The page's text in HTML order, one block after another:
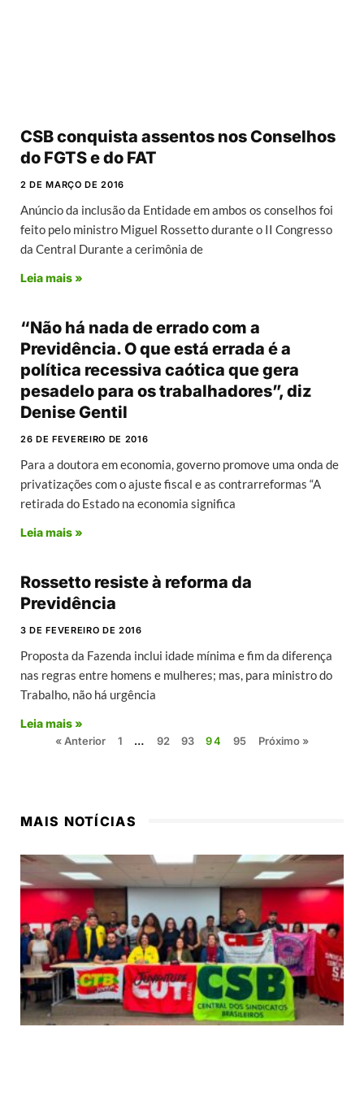
CSB conquista assentos nos Conselhos
do FGTS e do FAT
2 DE MARÇO DE 2016
Anúncio da inclusão da Entidade em ambos os conselhos foi
feito pelo ministro Miguel Rossetto durante o II Congresso
da Central Durante a cerimônia de
Leia mais »
“Não há nada de errado com a
Previdência. O que está errada é a
política recessiva caótica que gera
pesadelo para os trabalhadores”, diz
Denise Gentil
26 DE FEVEREIRO DE 2016
Para a doutora em economia, governo promove uma onda de
privatizações com o ajuste fiscal e as contrarreformas “A
retirada do Estado na economia significa
Leia mais »
Rossetto resiste à reforma da
Previdência
3 DE FEVEREIRO DE 2016
Proposta da Fazenda inclui idade mínima e fim da diferença
nas regras entre homens e mulheres; mas, para ministro do
Trabalho, não há urgência
Leia mais »
« Anterior 1 … 92 93 94 95 Próximo »
MAIS NOTÍCIAS